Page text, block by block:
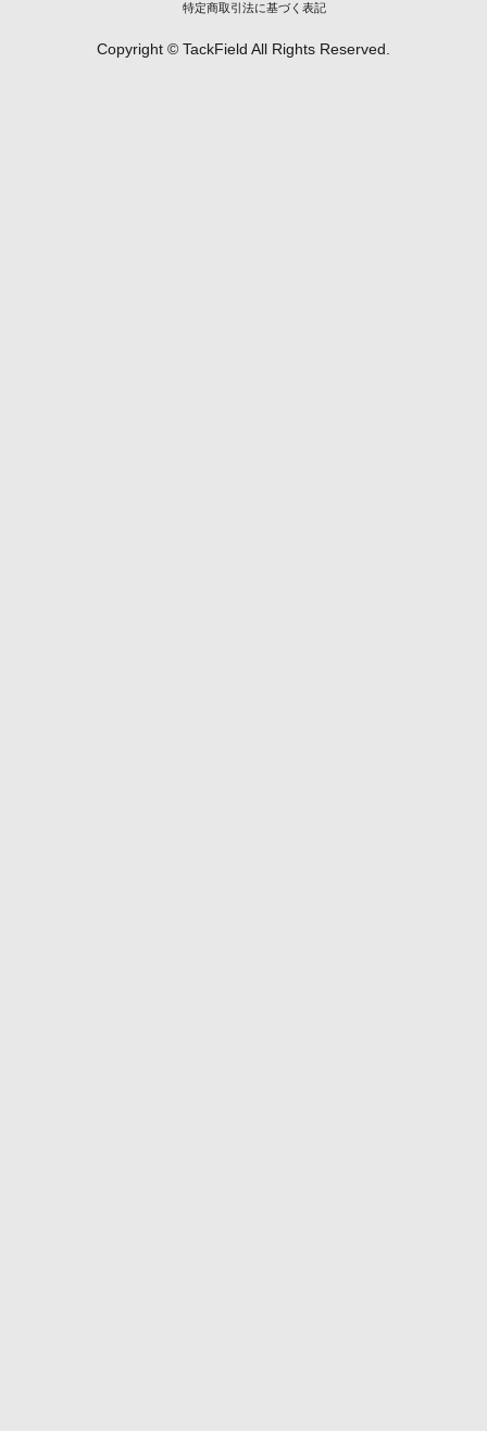
特定商取引法に基づく表記
Copyright © TackField All Rights Reserved.